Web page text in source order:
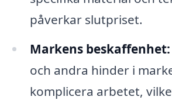
påverkar slutpriset.
Markens beskaffenhet:
och andra hinder i
komplicera arbetet,